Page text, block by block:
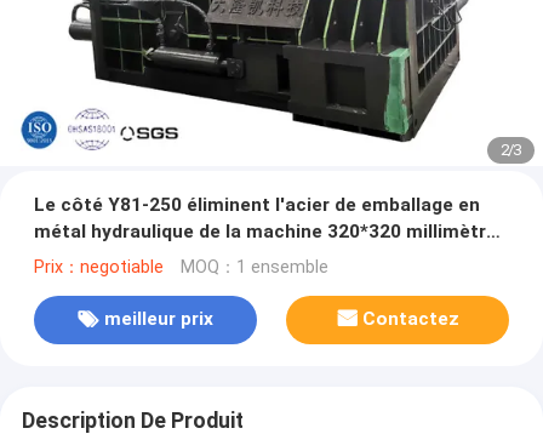
2/3
Le côté Y81-250 éliminent l'acier de emballage en
métal hydraulique de la machine 320*320 millimètre
de presse de chute
Prix：negotiable MOQ：1 ensemble
meilleur prix Contactez
Description De Produit